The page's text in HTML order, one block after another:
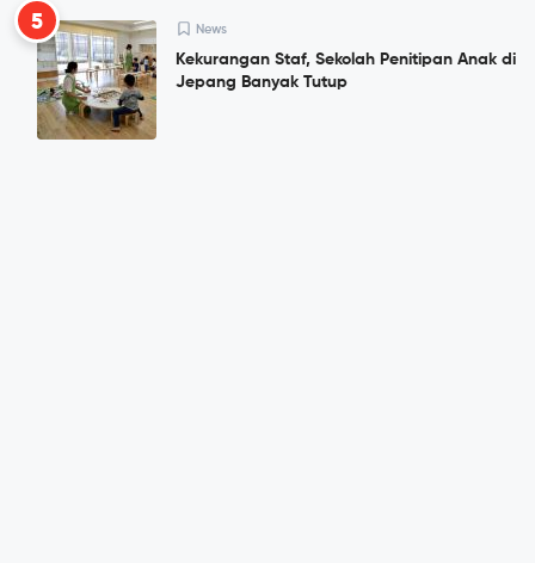
5 News
Kekurangan Staf, Sekolah Penitipan Anak di
Jepang Banyak Tutup